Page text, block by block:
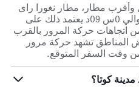
كوتافيل وأقرب مطار، مطار نغورا راى
الدولى، تستغرق القيادة عادةً حوالي 0س 09د يعتمد ذلك على
اتجاهات حركة المرور بالقرب
المناطق تشهد حركة مرور
وقت السفر المتوقع.
كوتا؟